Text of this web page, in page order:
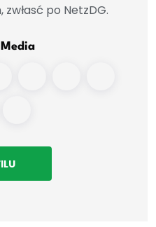
po NetzDG.